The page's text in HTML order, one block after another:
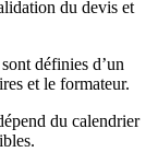
du devis et
définies d’un
et le formateur.
du calendrier